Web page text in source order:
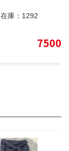
庫： 1292
7500